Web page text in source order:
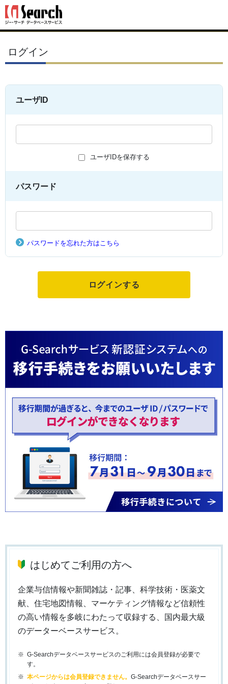
ログイン
ユーザID
ユーザIDを保存する
パスワード
パスワードを忘れた方はこちら
はじめてご利用の方へ
企業与信情報や新聞雑誌・記事、科学技術・医薬文
献、住宅地図情報、マーケティング情報など信頼性
の高い情報を多岐にわたって収録する、国内最大級
のデーターベースサービス。
G-Searchデータベースサービスのご利用には会員登録が必要で
す。
本ページからは会員登録できません。 G-Searchデータベースサー